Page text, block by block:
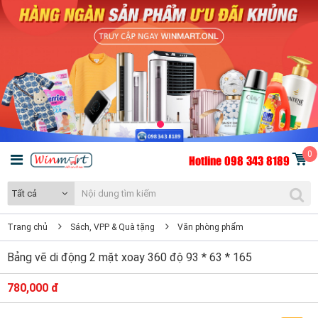
Hotline 098 343 8189 0
Tất cả
Trang chủ Sách, VPP & Quà tặng Văn phòng phẩm
Bảng vẽ di động 2 mặt xoay 360 độ 93 * 63 * 165
780,000 đ